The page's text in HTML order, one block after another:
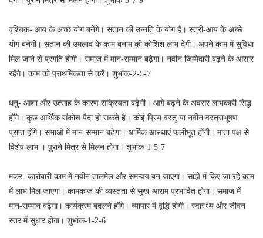
वृश्चिक- आय के अच्छे योग बनेंगे। संतान की उन्नति के योग हैं। स्त्री-आय के अच्छे
योग बनेगी। संतान की उमलाव के काम बनाम की कोशिश लाभ देगी। अपने काम में सुविधा
मिल जाने से प्रगति होगी। समाज में मान-सम्मान बढ़ेगा। नवीन जिम्मेदारी बढ़ने के आसार
रहेंगे। काम को प्राथमिकता से करें। शुभांक-2-5-7
धनु- आशा और उत्साह के कारण सक्रियता बढ़ेगी। आगे बढ़ने के अवसर लाभकारी सिद्ध
होंगे। कुछ आर्थिक संकोच पैदा हो सकते है। कोई प्रिय वस्तु या नवीन वस्त्राभूषण
प्राप्त होंगे। सभाओं में मान-सम्मान बढ़ेगा। धार्मिक आस्थाएं फलीभूत होंगी। माता पक्ष से
विशेष लाभ । पुराने मित्र से मिलन होगा। शुभांक-1-5-7
मकर- कारोबारी काम में नवीन तालमेल और समन्वय बन जाएगा। सांझे में किए जा रहे काम
में लाभ मिल जाएगा। कामकाज की व्यस्तता से सुख-आराम प्रभावित होगा। समाज में
मान-सम्मान बढ़ेगा। कार्यक्रम बदलने होंगे। व्यापार में वृद्धि होगी। स्वास्थ्य और जीवन
स्तर में सुधार होगा। शुभांक-1-2-6